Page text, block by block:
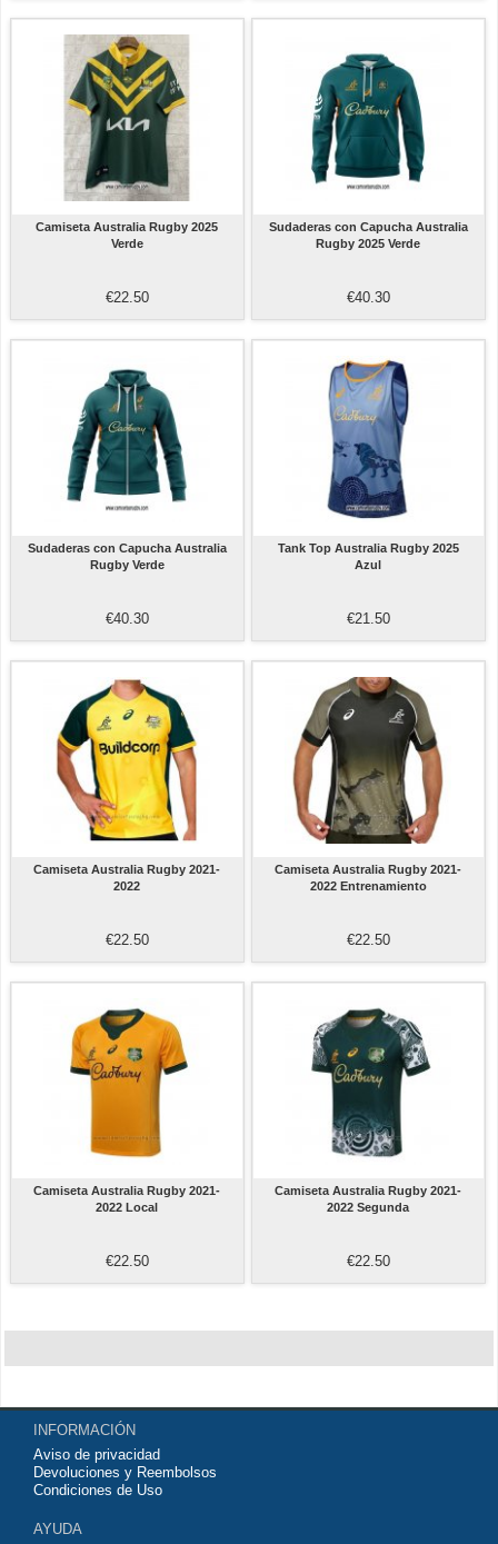
Camiseta Australia Rugby 2025
Verde
€22.50
Sudaderas con Capucha Australia
Rugby 2025 Verde
€40.30
Sudaderas con Capucha Australia
Rugby Verde
€40.30
Tank Top Australia Rugby 2025
Azul
€21.50
Camiseta Australia Rugby 2021-
2022
€22.50
Camiseta Australia Rugby 2021-
2022 Entrenamiento
€22.50
Camiseta Australia Rugby 2021-
2022 Local
€22.50
Camiseta Australia Rugby 2021-
2022 Segunda
€22.50
INFORMACIÓN
Aviso de privacidad
Devoluciones y Reembolsos
Condiciones de Uso
AYUDA